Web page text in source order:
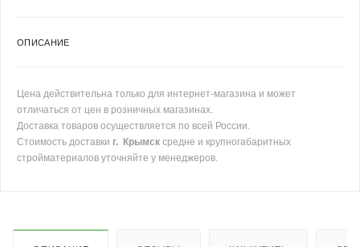
ОПИСАНИЕ
Цена действительна только для интернет-магазина и может
отличаться от цен в розничных магазинах.
Доставка товаров осуществляется по всей России.
Стоимость доставки г. Крымск средне и крупногабаритных
стройматериалов уточняйте у менеджеров.